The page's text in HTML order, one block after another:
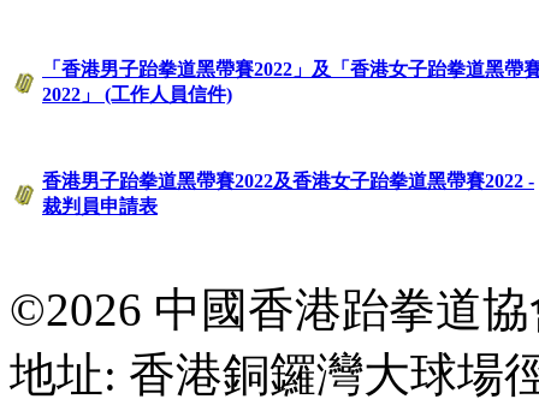
「香港男子跆拳道黑帶賽2022」及「香港女子跆拳道黑帶
2022」 (工作人員信件)
香港男子跆拳道黑帶賽2022及香港女子跆拳道黑帶賽2022 -
裁判員申請表
©2026 中國香港跆拳道
地址: 香港銅鑼灣大球場